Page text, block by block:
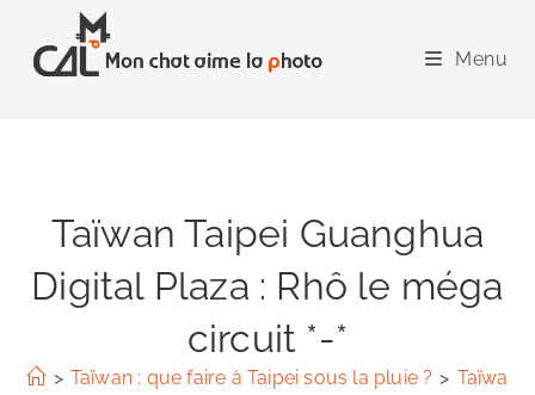
content
Menu
Taïwan Taipei Guanghua
Digital Plaza : Rhô le méga
circuit *-*
> Taïwan : que faire à Taipei sous la pluie ? > Taïwan